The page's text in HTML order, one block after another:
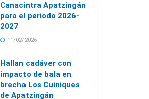
Canacintra Apatzingán
para el periodo 2026-
2027
11/02/2026
Hallan cadáver con
impacto de bala en
brecha Los Cuiniques
de Apatzingán